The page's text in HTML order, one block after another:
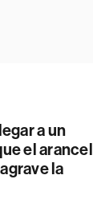
a un
el arancel
la